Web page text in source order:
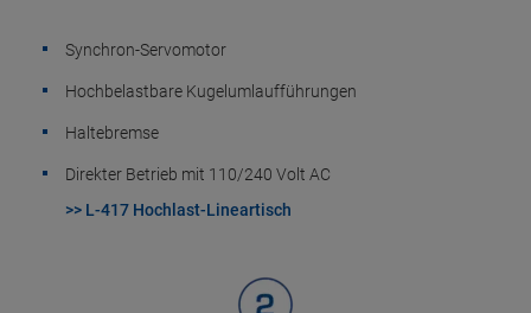
Synchron-Servomotor
Hochbelastbare Kugelumlaufführungen
Haltebremse
Direkter Betrieb mit 110/240 Volt AC
>> L-417 Hochlast-Lineartisch